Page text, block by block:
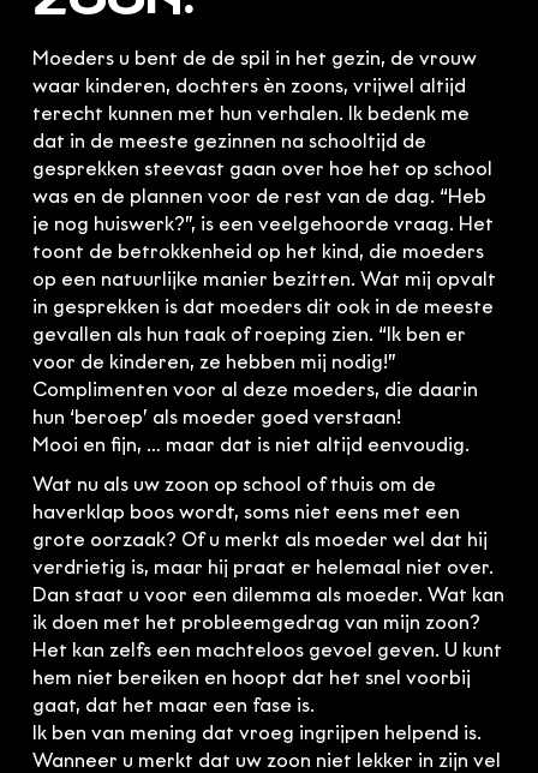
100% OutbackClub
Klachtenregeling
Gratis kennismaking
Moeders u bent de de spil in het gezin, de vrouw
waar kinderen, dochters èn zoons, vrijwel altijd
terecht kunnen met hun verhalen. Ik bedenk me
dat in de meeste gezinnen na schooltijd de
gesprekken steevast gaan over hoe het op school
was en de plannen voor de rest van de dag. “Heb
je nog huiswerk?”, is een veelgehoorde vraag. Het
toont de betrokkenheid op het kind, die moeders
op een natuurlijke manier bezitten. Wat mij opvalt
in gesprekken is dat moeders dit ook in de meeste
gevallen als hun taak of roeping zien. “Ik ben er
voor de kinderen, ze hebben mij nodig!”
Complimenten voor al deze moeders, die daarin
hun ‘beroep’ als moeder goed verstaan!
Mooi en fijn, … maar dat is niet altijd eenvoudig.
Wat nu als uw zoon op school of thuis om de
haverklap boos wordt, soms niet eens met een
grote oorzaak? Of u merkt als moeder wel dat hij
verdrietig is, maar hij praat er helemaal niet over.
Dan staat u voor een dilemma als moeder. Wat kan
ik doen met het probleemgedrag van mijn zoon?
Het kan zelfs een machteloos gevoel geven. U kunt
hem niet bereiken en hoopt dat het snel voorbij
gaat, dat het maar een fase is.
Ik ben van mening dat vroeg ingrijpen helpend is.
Wanneer u merkt dat uw zoon niet lekker in zijn vel